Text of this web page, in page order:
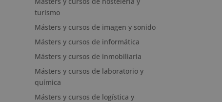
turismo
Másters y cursos de imagen y sonido
Másters y cursos de informática
Másters y cursos de inmobiliaria
Másters y cursos de laboratorio y
química
Másters y cursos de logística y